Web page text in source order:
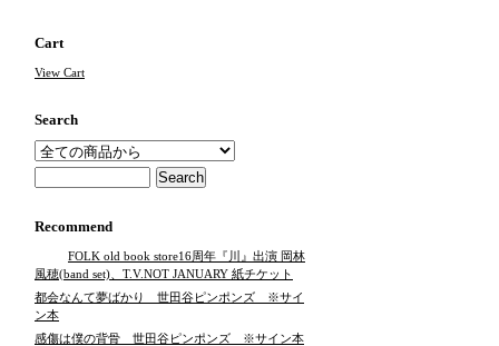
Cart
View Cart
Search
Recommend
FOLK old book store16周年『川』出演 岡林
風穂(band set)、T.V.NOT JANUARY 紙チケット
都会なんて夢ばかり 世田谷ピンポンズ ※サイ
ン本
感傷は僕の背骨 世田谷ピンポンズ ※サイン本